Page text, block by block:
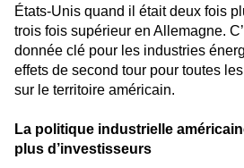
États-Unis quand il était deux fois
trois fois supérieur en Allemagne.
donnée clé pour les industries
effets de second tour pour toutes
sur le territoire américain.
La politique industrielle
plus d’investisseurs